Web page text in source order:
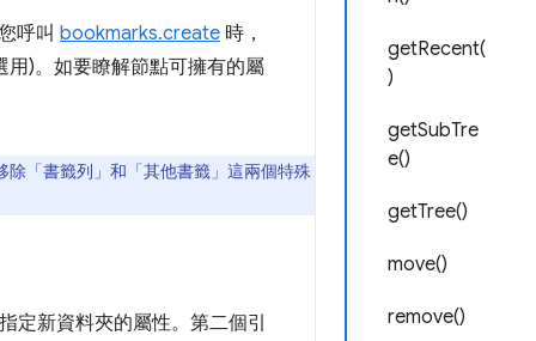
getRecent(
)
getSubTre
e()
getTree()
move()
remove()
呼叫 bookmarks.create 時，
用)。如要瞭解節點可擁有的屬
除「書籤列」和「其他書籤」這兩個特殊
定新資料夾的屬性。第二個引